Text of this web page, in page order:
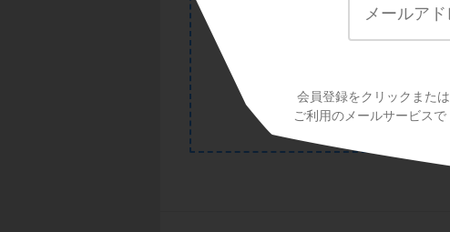
会員登録をクリックまたは
ご利用のメールサービス